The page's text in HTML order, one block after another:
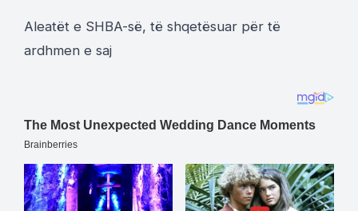
Aleatët e SHBA-së, të shqetësuar për të
ardhmen e saj